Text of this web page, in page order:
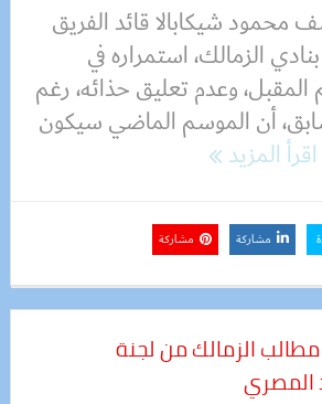
محمود شيكابالا قائد الفريق
الزمالك، استمراره في
وعدم تعليق حذائه، رغم
أن الموسم الماضي سيكون
اقرأ المزيد
مشاركة مشاركة
الزمالك من لجنة
المصري